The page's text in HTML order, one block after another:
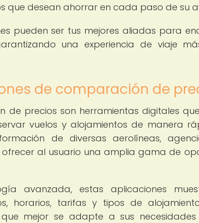
que desean ahorrar en cada paso de su
pueden ser tus mejores aliadas para
una experiencia de viaje
de comparación de
de precios son herramientas digitales
vuelos y alojamientos de manera
de diversas aerolíneas,
al usuario una amplia gama de
avanzada, estas aplicaciones
horarios, tarifas y tipos de
mejor se adapte a sus necesidades